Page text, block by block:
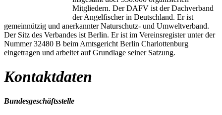
Mitgliedern. Der DAFV ist der Dachverband
der Angelfischer in Deutschland. Er ist
gemeinnützig und anerkannter Naturschutz- und Umweltverband.
Der Sitz des Verbandes ist Berlin. Er ist im Vereinsregister unter der
Nummer 32480 B beim Amtsgericht Berlin Charlottenburg
eingetragen und arbeitet auf Grundlage seiner Satzung.
Kontaktdaten
Bundesgeschäftsstelle